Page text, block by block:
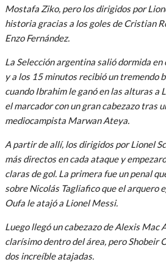
Mostafa Ziko, pero los dirigidos por
historia gracias a los goles de Cristian
Enzo Fernández.
La Selección argentina salió dormida
y a los 15 minutos recibió un tremendo
cuando Ibrahim le ganó en las alturas a
el marcador con un gran cabezazo tras
mediocampista Marwan Ateya.
A partir de allí, los dirigidos por Lionel
más directos en cada ataque y
claras de gol. La primera fue un penal
sobre Nicolás Tagliafico que el arquero
Oufa le atajó a Lionel Messi.
Luego llegó un cabezazo de Alexis Mac
clarísimo dentro del área, pero Shobeir
dos increíble atajadas.